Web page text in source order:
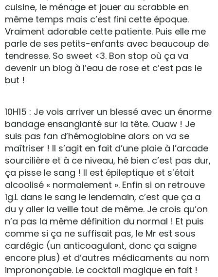
cuisine, le ménage et jouer au scrabble en
même temps mais c’est fini cette époque.
Vraiment adorable cette patiente. Puis elle me
parle de ses petits-enfants avec beaucoup de
tendresse. So sweet <3. Bon stop où ça va
devenir un blog à l’eau de rose et c’est pas le
but !
10H15 : Je vois arriver un blessé avec un énorme
bandage ensanglanté sur la tête. Ouaw ! Je
suis pas fan d’hémoglobine alors on va se
maîtriser ! Il s’agit en fait d’une plaie à l’arcade
sourcilière et à ce niveau, hé bien c’est pas dur,
ça pisse le sang ! Il est épileptique et s’était
alcoolisé « normalement ». Enfin si on retrouve
1g.L dans le sang le lendemain, c’est que ça a
du y aller la veille tout de même. Je crois qu’on
n’a pas la même définition du normal ! Et puis
comme si ça ne suffisait pas, le Mr est sous
cardégic (un anticoagulant, donc ça saigne
encore plus) et d’autres médicaments au nom
imprononçable. Le cocktail magique en fait !